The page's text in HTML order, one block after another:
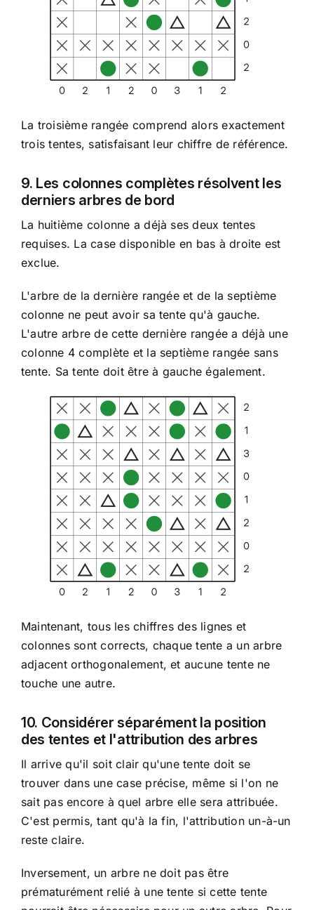
La troisième rangée comprend alors exactement
trois tentes, satisfaisant leur chiffre de référence.
9. Les colonnes complètes résolvent les
derniers arbres de bord
La huitième colonne a déjà ses deux tentes
requises. La case disponible en bas à droite est
exclue.
L'arbre de la dernière rangée et de la septième
colonne ne peut avoir sa tente qu'à gauche.
L'autre arbre de cette dernière rangée a déjà une
colonne 4 complète et la septième rangée sans
tente. Sa tente doit être à gauche également.
Maintenant, tous les chiffres des lignes et
colonnes sont corrects, chaque tente a un arbre
adjacent orthogonalement, et aucune tente ne
touche une autre.
10. Considérer séparément la position
des tentes et l'attribution des arbres
Il arrive qu'il soit clair qu'une tente doit se
trouver dans une case précise, même si l'on ne
sait pas encore à quel arbre elle sera attribuée.
C'est permis, tant qu'à la fin, l'attribution un-à-un
reste claire.
Inversement, un arbre ne doit pas être
prématurément relié à une tente si cette tente